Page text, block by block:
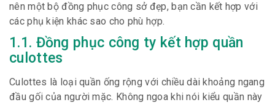
nên một bộ đồng phục công sở đẹp, bạn cần kết hợp với
các phụ kiện khác sao cho phù hợp.
1.1. Đồng phục công ty kết hợp quần
culottes
Culottes là loại quần ống rộng với chiều dài khoảng ngang
đầu gối của người mặc. Không ngoa khi nói kiểu quần này